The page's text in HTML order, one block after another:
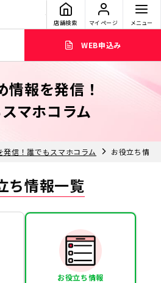
店舗検索 マイページ メニュー
WEB申込み
情報を発信！
マホコラム
発信！誰でもスマホコラム お役立ち情報
ち情報一覧
お役立ち情報